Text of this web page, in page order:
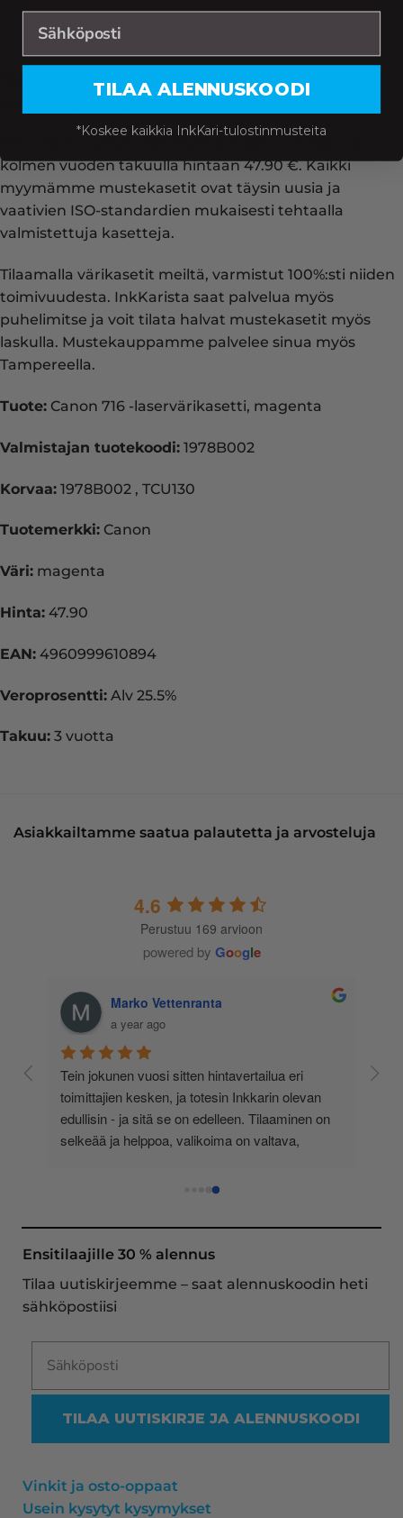
Tilaa Canon mustepatruunat ja laserkasetit meiltä
kolmen vuoden takuulla hintaan 47.90 €. Kaikki
myymämme mustekasetit ovat täysin uusia ja
vaativien ISO-standardien mukaisesti tehtaalla
valmistettuja kasetteja.
Tilaamalla värikasetit meiltä, varmistut 100%:sti niiden
toimivuudesta. InkKarista saat palvelua myös
puhelimitse ja voit tilata halvat mustekasetit myös
laskulla. Mustekauppamme palvelee sinua myös
Tampereella.
Tuote: Canon 716 -laservärikasetti, magenta
Valmistajan tuotekoodi: 1978B002
Korvaa: 1978B002 , TCU130
Tuotemerkki: Canon
Väri: magenta
Hinta: 47.90
EAN: 4960999610894
Veroprosentti: Alv 25.5%
Takuu: 3 vuotta
Asiakkailtamme saatua palautetta ja arvosteluja
4.6
Perustuu 169 arvioon
powered by Google
Marko Vettenranta
a year ago
Tein jokunen vuosi sitten hintavertailua eri
toimittajien kesken, ja totesin Inkkarin olevan
edullisin - ja sitä se on edelleen. Tilaaminen on
selkeää ja helppoa, valikoima on valtava,
asiakaspalvelu todella ripeää (s-postin kautta) ja
oli noudettavissa postin lokerosta tänään!! En
näe mitään syytä vaihtaa toimittajaa. Kaikki on
ollut mitään moitittavaa! Lämmin suositus!
Ensitilaajille 30 % alennus
Tilaa uutiskirjeemme – saat alennuskoodin heti
sähköpostiisi
TILAA UUTISKIRJE JA ALENNUSKOODI
Vinkit ja osto-oppaat
Usein kysytyt kysymykset
TILAA ALENNUSKOODI
*Koskee kaikkia InkKari-tulostinmusteita